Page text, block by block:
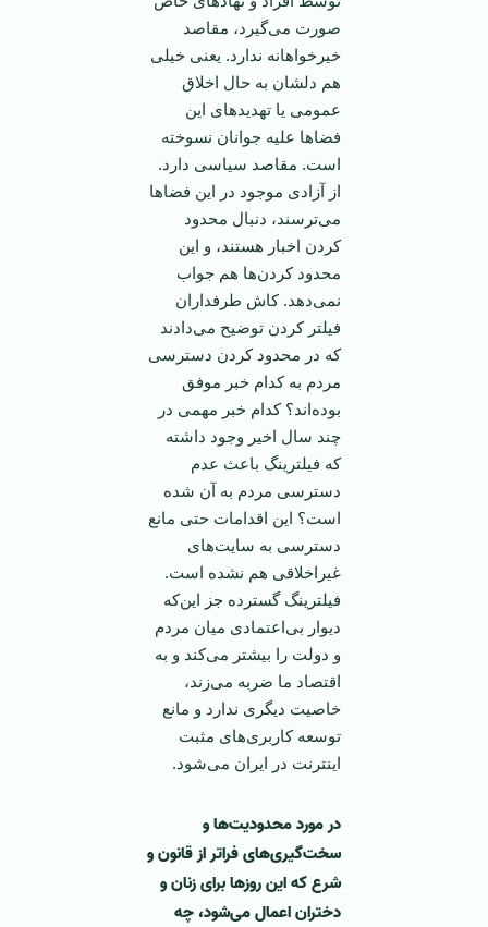
صورت می‌گیرد، مقاصد
خیرخواهانه ندارد. یعنی خیلی
هم دلشان به حال اخلاق
عمومی یا تهدیدهای این
فضاها علیه جوانان نسوخته
است. مقاصد سیاسی دارد.
از آزادی موجود در این فضاها
می‌ترسند، دنبال محدود
کردن اخبار هستند، و این
محدود کردن‌ها هم جواب
نمی‌دهد. کاش طرفداران
فیلتر کردن توضیح می‌دادند
که در محدود کردن دسترسی
مردم به کدام خبر موفق
بوده‌اند؟ کدام خبر مهمی در
چند سال اخیر وجود داشته
که فیلترینگ باعث عدم
دسترسی مردم به آن شده
است؟ این اقدامات حتی مانع
دسترسی به سایت‌های
غیراخلاقی هم نشده است.
فیلترینگ گسترده جز این‌که
دیوار بی‌اعتمادی میان مردم
و دولت را بیشتر می‌کند و به
اقتصاد ما ضربه می‌زند،
خاصیت دیگری ندارد و مانع
توسعه کاربری‌های مثبت
اینترنت در ایران می‌شود.
در مورد محدودیت‌ها و
سخت‌گیری‌های فراتر از قانون و
شرع که این روزها برای زنان و
دختران اعمال می‌شود، چه